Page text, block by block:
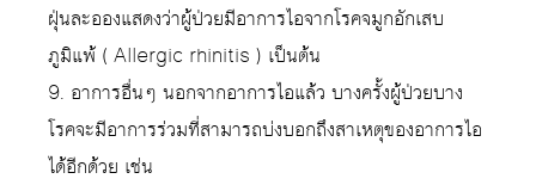
ฝุ่นละอองแสดงว่าผู้ป่วยมีอาการไอจากโรคจมูกอักเสบ
ภูมิแพ้ ( Allergic rhinitis ) เป็นต้น
9. อาการอื่นๆ นอกจากอาการไอแล้ว บางครั้งผู้ป่วยบาง
โรคจะมีอาการร่วมที่สามารถบ่งบอกถึงสาเหตุของอาการไอ
ได้อีกด้วย เช่น